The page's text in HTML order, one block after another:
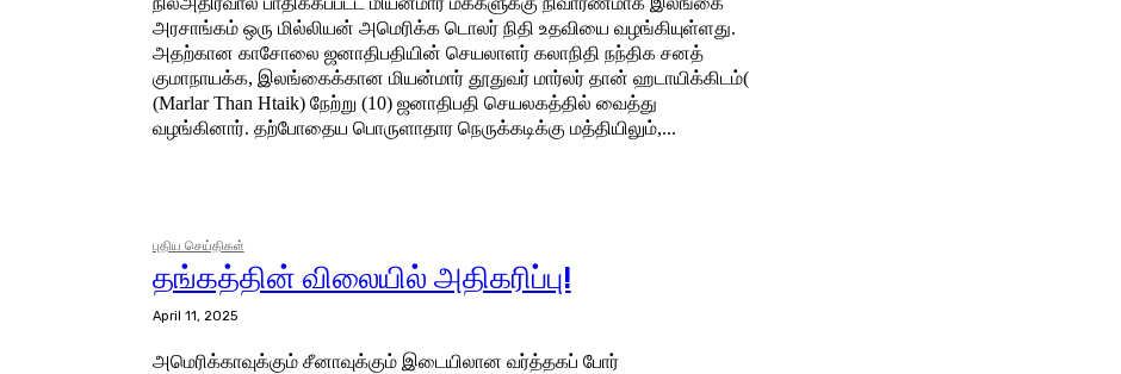
அரசாங்கம் ஒரு மில்லியன் அமெரிக்க டொலர் நிதி உதவியை வழங்கியுள்ளது.
அதற்கான காசோலை ஜனாதிபதியின் செயலாளர் கலாநிதி நந்திக சனத்
குமாநாயக்க, இலங்கைக்கான மியன்மார் தூதுவர் மார்லர் தான் ஹடாயிக்கிடம்(
(Marlar Than Htaik) நேற்று (10) ஜனாதிபதி செயலகத்தில் வைத்து
வழங்கினார். தற்போதைய பொருளாதார நெருக்கடிக்கு மத்தியிலும்,...
புதிய செய்திகள்
தங்கத்தின் விலையில் அதிகரிப்பு!
April 11, 2025
அமெரிக்காவுக்கும் சீனாவுக்கும் இடையிலான வர்த்தகப் போர்